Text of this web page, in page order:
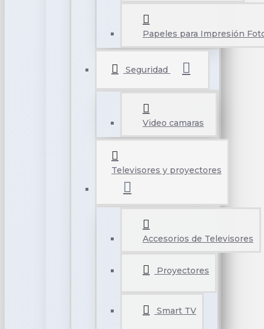
Papeles para Impresión
Seguridad
Video camaras
Televisores y proyectores
Accesorios de Televisores
Proyectores
Smart TV